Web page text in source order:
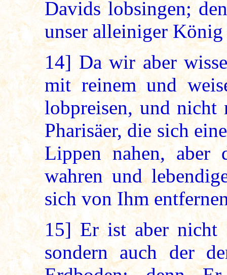
Davids lobsingen;
unser alleiniger
14] Da wir aber
mit reinem und
lobpreisen, und nicht
Pharisäer, die sich
Lippen nahen, aber
wahren und
sich von Ihm
15] Er ist aber nicht
sondern auch der